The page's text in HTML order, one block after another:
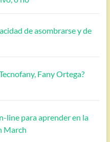
de asombrarse y de
Fany Ortega?
line para aprender en la
March